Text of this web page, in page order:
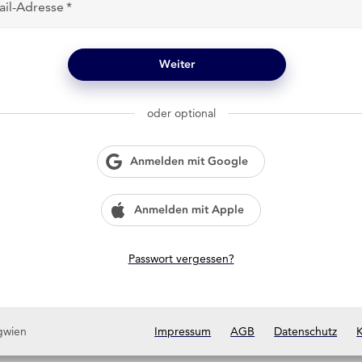
Adresse
Weiter
oder optional
Anmelden mit Google
Anmelden mit Apple
Passwort vergessen?
Impressum AGB Datenschutz